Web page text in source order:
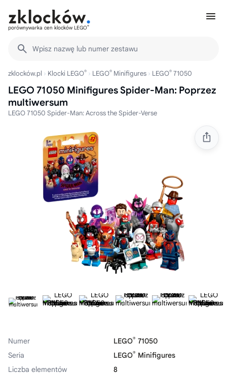
porównywarka cen klocków LEGO®
Wpisz nazwę lub numer zestawu
zklocków.pl Klocki LEGO® LEGO® Minifigures LEGO® 71050
LEGO 71050 Minifigures Spider-Man: Poprzez
multiwersum
LEGO 71050 Spider-Man: Across the Spider-Verse
Numer LEGO® 71050
Seria
LEGO® Minifigures
Liczba elementów
8